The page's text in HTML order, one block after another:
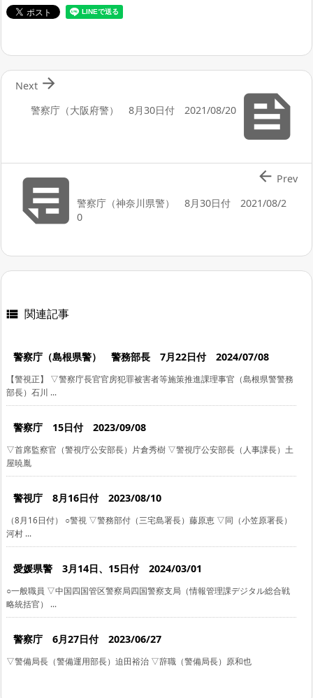

警察庁（大阪府警） 8月30日付 2021/08/20

Next
警察庁（神奈川県警） 8月30日付 2021/08/2
0
 Prev
 関連記事
警察庁（島根県警） 警務部長 7月22日付 2024/07/08
【警視正】 ▽警察庁長官官房犯罪被害者等施策推進課理事官（島根県警警務
部長）石川 ...
警察庁 15日付 2023/09/08
▽首席監察官（警視庁公安部長）片倉秀樹 ▽警視庁公安部長（人事課長）土
屋暁胤
警視庁 8月16日付 2023/08/10
（8月16日付） ○警視 ▽警務部付（三宅島署長）藤原恵 ▽同（小笠原署長）
河村 ...
愛媛県警 3月14日、15日付 2024/03/01
○一般職員 ▽中国四国管区警察局四国警察支局（情報管理課デジタル総合戦
略統括官） ...
警察庁 6月27日付 2023/06/27
▽警備局長（警備運用部長）迫田裕治 ▽辞職（警備局長）原和也